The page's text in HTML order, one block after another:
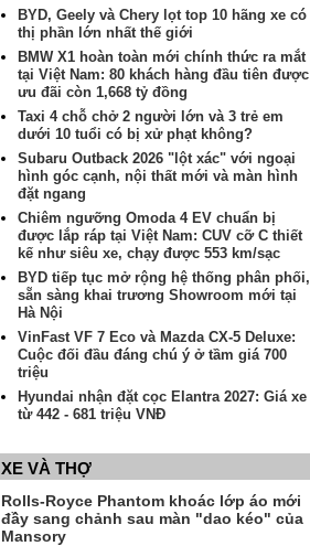
BYD, Geely và Chery lọt top 10 hãng xe có
thị phần lớn nhất thế giới
BMW X1 hoàn toàn mới chính thức ra mắt
tại Việt Nam: 80 khách hàng đầu tiên được
ưu đãi còn 1,668 tỷ đồng
Taxi 4 chỗ chở 2 người lớn và 3 trẻ em
dưới 10 tuổi có bị xử phạt không?
Subaru Outback 2026 "lột xác" với ngoại
hình góc cạnh, nội thất mới và màn hình
đặt ngang
Chiêm ngưỡng Omoda 4 EV chuẩn bị
được lắp ráp tại Việt Nam: CUV cỡ C thiết
kế như siêu xe, chạy được 553 km/sạc
BYD tiếp tục mở rộng hệ thống phân phối,
sẵn sàng khai trương Showroom mới tại
Hà Nội
VinFast VF 7 Eco và Mazda CX-5 Deluxe:
Cuộc đối đầu đáng chú ý ở tầm giá 700
triệu
Hyundai nhận đặt cọc Elantra 2027: Giá xe
từ 442 - 681 triệu VNĐ
XE VÀ THỢ
Rolls-Royce Phantom khoác lớp áo mới
đầy sang chảnh sau màn "dao kéo" của
Mansory